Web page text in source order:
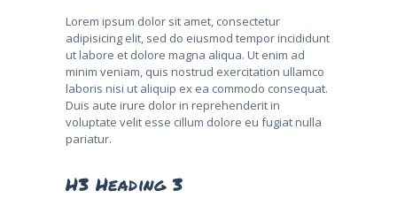
Lorem ipsum dolor sit amet, consectetur
adipisicing elit, sed do eiusmod tempor incididunt
ut labore et dolore magna aliqua. Ut enim ad
minim veniam, quis nostrud exercitation ullamco
laboris nisi ut aliquip ex ea commodo consequat.
Duis aute irure dolor in reprehenderit in
voluptate velit esse cillum dolore eu fugiat nulla
pariatur.
H3 Heading 3